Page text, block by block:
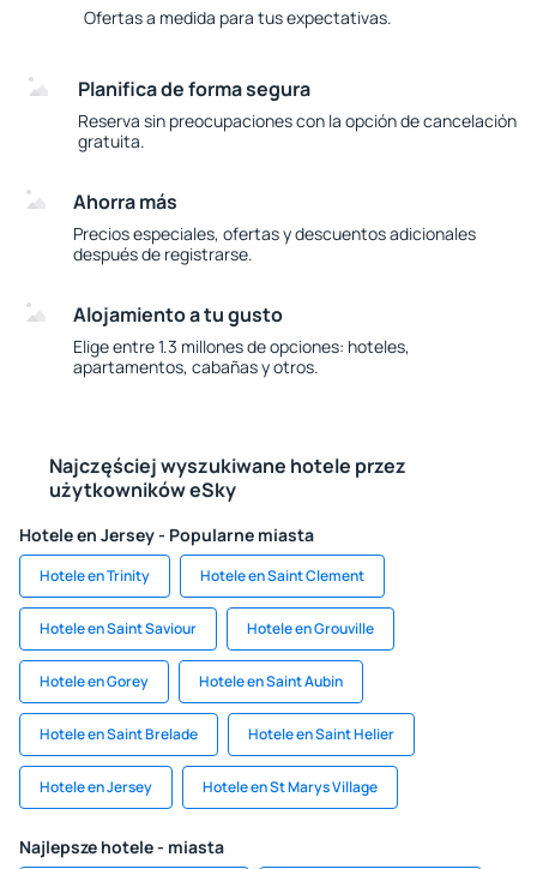
Ofertas a medida para tus expectativas.
Planifica de forma segura
Reserva sin preocupaciones con la opción de cancelación
gratuita.
Ahorra más
Precios especiales, ofertas y descuentos adicionales
después de registrarse.
Alojamiento a tu gusto
Elige entre 1.3 millones de opciones: hoteles,
apartamentos, cabañas y otros.
Najczęściej wyszukiwane hotele przez
użytkowników eSky
Hotele en Jersey - Popularne miasta
Hotele en Trinity Hotele en Saint Clement
Hotele en Saint Saviour Hotele en Grouville
Hotele en Gorey Hotele en Saint Aubin
Hotele en Saint Brelade Hotele en Saint Helier
Hotele en Jersey Hotele en St Marys Village
Najlepsze hotele - miasta